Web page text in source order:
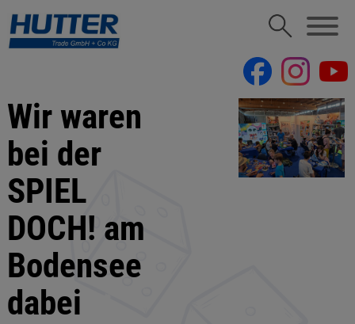
Wir waren
bei der
SPIEL
DOCH! am
Bodensee
dabei